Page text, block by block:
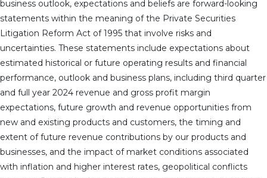
business outlook, expectations and beliefs are forward-looking
statements within the meaning of the Private Securities
Litigation Reform Act of 1995 that involve risks and
uncertainties. These statements include expectations about
estimated historical or future operating results and financial
performance, outlook and business plans, including third quarter
and full year 2024 revenue and gross profit margin
expectations, future growth and revenue opportunities from
new and existing products and customers, the timing and
extent of future revenue contributions by our products and
businesses, and the impact of market conditions associated
with inflation and higher interest rates, geopolitical conflicts